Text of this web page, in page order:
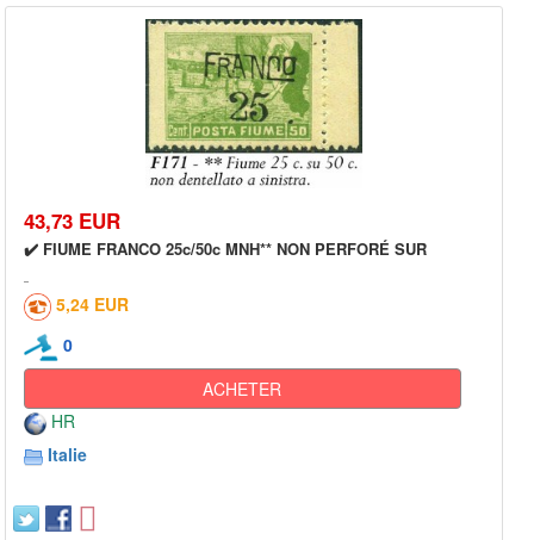
43,73 EUR
✔️ FIUME FRANCO 25c/50c MNH** NON PERFORÉ SUR
5,24 EUR
0
ACHETER
HR
Italie